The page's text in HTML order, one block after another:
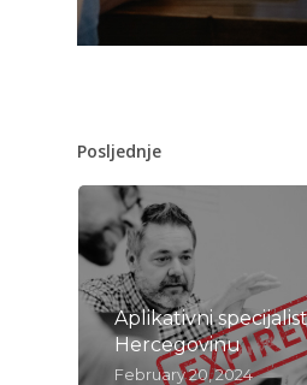
Posljednje
Aplikativni
Hercegovinu
February 20, 2024